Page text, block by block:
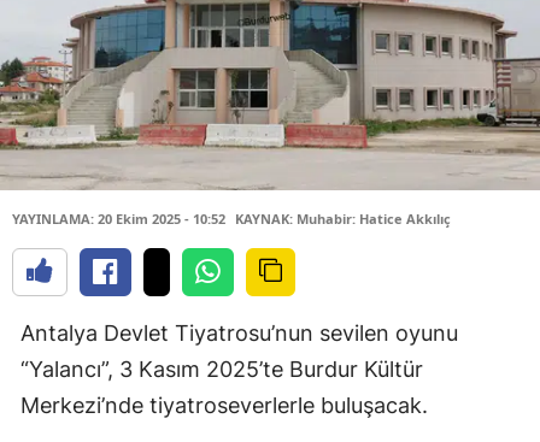
YAYINLAMA: 20 Ekim 2025 - 10:52 KAYNAK: Muhabir: Hatice Akkılıç
Antalya Devlet Tiyatrosu’nun sevilen oyunu
“Yalancı”, 3 Kasım 2025’te Burdur Kültür
Merkezi’nde tiyatroseverlerle buluşacak.